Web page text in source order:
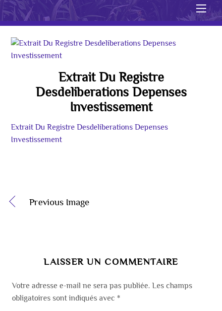
Extrait Du Registre
Desdeliberations Depenses
Investissement
Extrait Du Registre Desdeliberations Depenses
Investissement
Previous Image
LAISSER UN COMMENTAIRE
Votre adresse e-mail ne sera pas publiée. Les champs
obligatoires sont indiqués avec *